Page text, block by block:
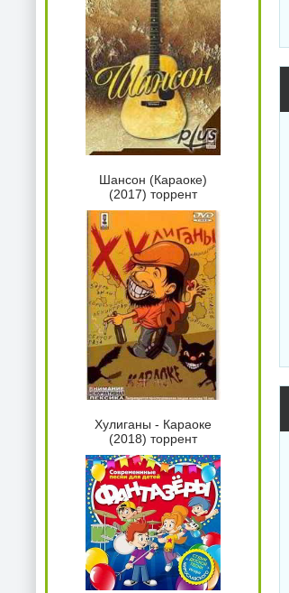
Шансон (Караоке)
(2017) торрент
Хулиганы - Караоке
(2018) торрент